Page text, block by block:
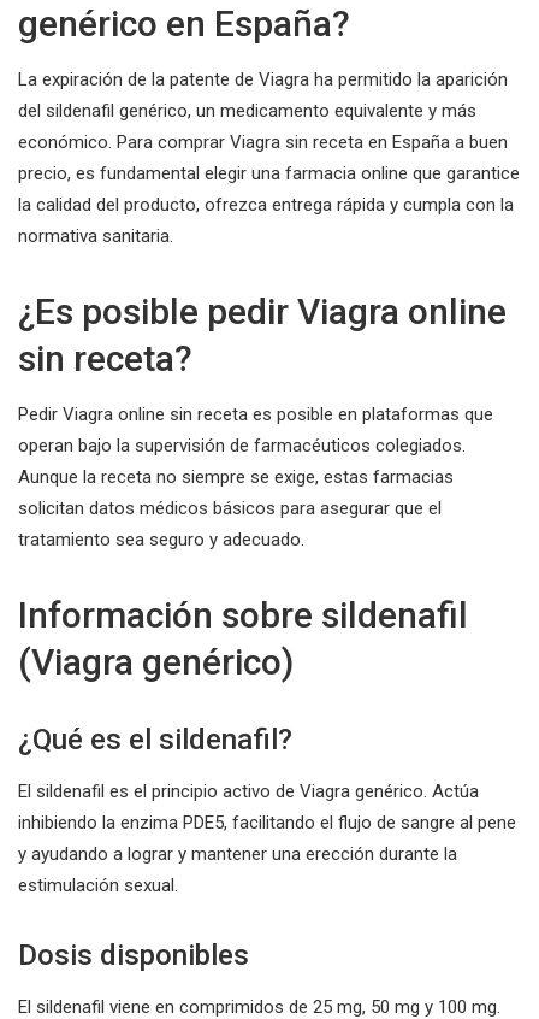
genérico en España?
La expiración de la patente de Viagra ha permitido la aparición
del sildenafil genérico, un medicamento equivalente y más
económico. Para comprar Viagra sin receta en España a buen
precio, es fundamental elegir una farmacia online que garantice
la calidad del producto, ofrezca entrega rápida y cumpla con la
normativa sanitaria.
¿Es posible pedir Viagra online
sin receta?
Pedir Viagra online sin receta es posible en plataformas que
operan bajo la supervisión de farmacéuticos colegiados.
Aunque la receta no siempre se exige, estas farmacias
solicitan datos médicos básicos para asegurar que el
tratamiento sea seguro y adecuado.
Información sobre sildenafil
(Viagra genérico)
¿Qué es el sildenafil?
El sildenafil es el principio activo de Viagra genérico. Actúa
inhibiendo la enzima PDE5, facilitando el flujo de sangre al pene
y ayudando a lograr y mantener una erección durante la
estimulación sexual.
Dosis disponibles
El sildenafil viene en comprimidos de 25 mg, 50 mg y 100 mg.